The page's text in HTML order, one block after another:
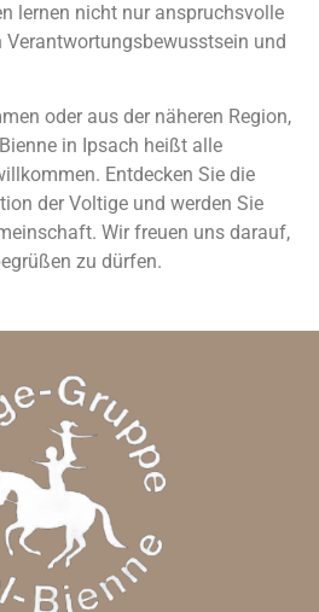
lernen nicht nur anspruchsvolle
Verantwortungsbewusstsein und
oder aus der näheren Region,
in Ipsach heißt alle
Entdecken Sie die
der Voltige und werden Sie
Wir freuen uns darauf,
zu dürfen.